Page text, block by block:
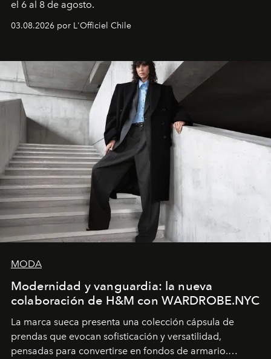
el 6 al 8 de agosto.
03.08.2026 por L'Officiel Chile
MODA
Modernidad y vanguardia: la nueva
colaboración de H&M con WARDROBE.NYC
La marca sueca presenta una colección cápsula de
prendas que evocan sofisticación y versatilidad,
pensadas para convertirse en fondos de armario.